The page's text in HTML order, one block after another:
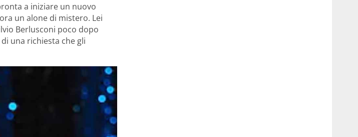
a iniziare un nuovo
un alone di mistero. Lei
Berlusconi poco dopo
una richiesta che gli